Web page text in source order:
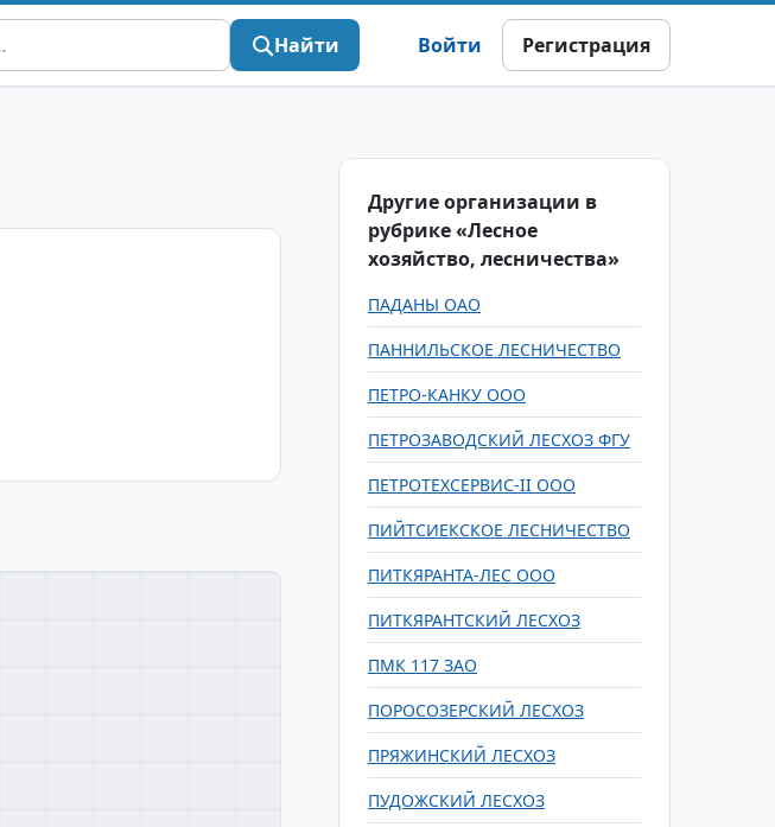
Найти Войти Регистрация
Другие организации в
рубрике «Лесное
хозяйство, лесничества»
ПАДАНЫ ОАО
ПАННИЛЬСКОЕ ЛЕСНИЧЕСТВО
ПЕТРО-КАНКУ ООО
ПЕТРОЗАВОДСКИЙ ЛЕСХОЗ ФГУ
ПЕТРОТЕХСЕРВИС-II ООО
ПИЙТСИЕКСКОЕ ЛЕСНИЧЕСТВО
ПИТКЯРАНТА-ЛЕС ООО
ПИТКЯРАНТСКИЙ ЛЕСХОЗ
ПМК 117 ЗАО
ПОРОСОЗЕРСКИЙ ЛЕСХОЗ
ПРЯЖИНСКИЙ ЛЕСХОЗ
ПУДОЖСКИЙ ЛЕСХОЗ